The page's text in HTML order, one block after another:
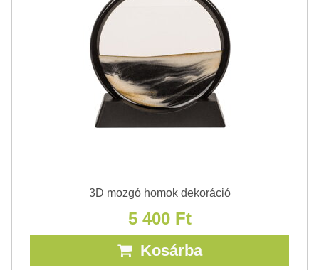
3D mozgó homok dekoráció
5 400 Ft
Kosárba